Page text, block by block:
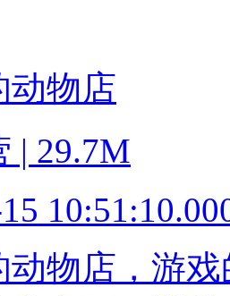
动物店
| 29.7M
动物店，游